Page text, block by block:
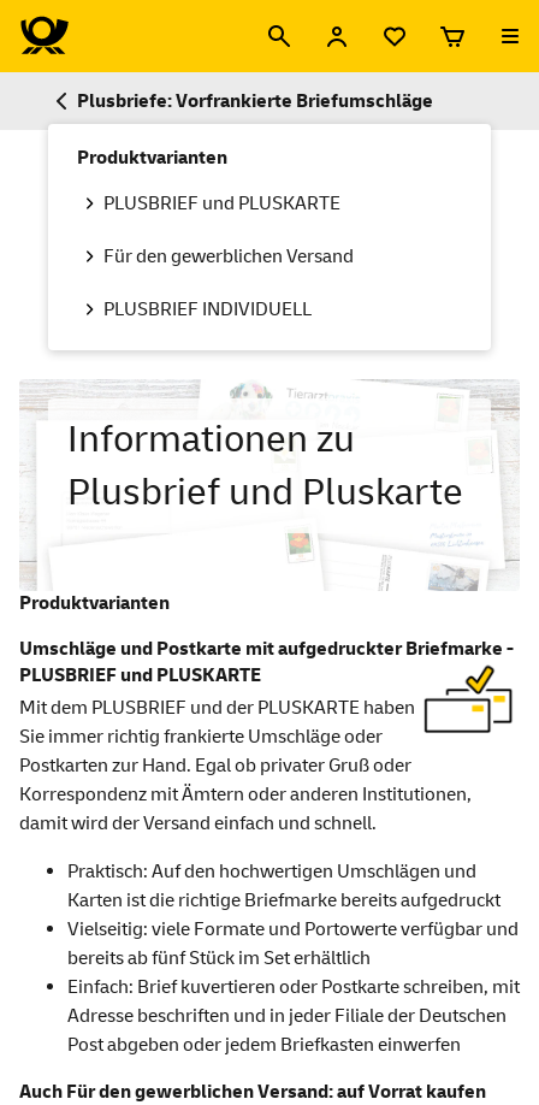
Plusbriefe: Vorfrankierte Briefumschläge
Produktvarianten
PLUSBRIEF und PLUSKARTE
Für den gewerblichen Versand
PLUSBRIEF INDIVIDUELL
Informationen zu
Plusbrief und Pluskarte
Produktvarianten
Umschläge und Postkarte mit aufgedruckter Briefmarke -
PLUSBRIEF und PLUSKARTE
Mit dem PLUSBRIEF und der PLUSKARTE haben
Sie immer richtig frankierte Umschläge oder
Postkarten zur Hand. Egal ob privater Gruß oder
Korrespondenz mit Ämtern oder anderen Institutionen,
damit wird der Versand einfach und schnell.
Praktisch: Auf den hochwertigen Umschlägen und
Karten ist die richtige Briefmarke bereits aufgedruckt
Vielseitig: viele Formate und Portowerte verfügbar und
bereits ab fünf Stück im Set erhältlich
Einfach: Brief kuvertieren oder Postkarte schreiben, mit
Adresse beschriften und in jeder Filiale der Deutschen
Post abgeben oder jedem Briefkasten einwerfen
Auch Für den gewerblichen Versand: auf Vorrat kaufen